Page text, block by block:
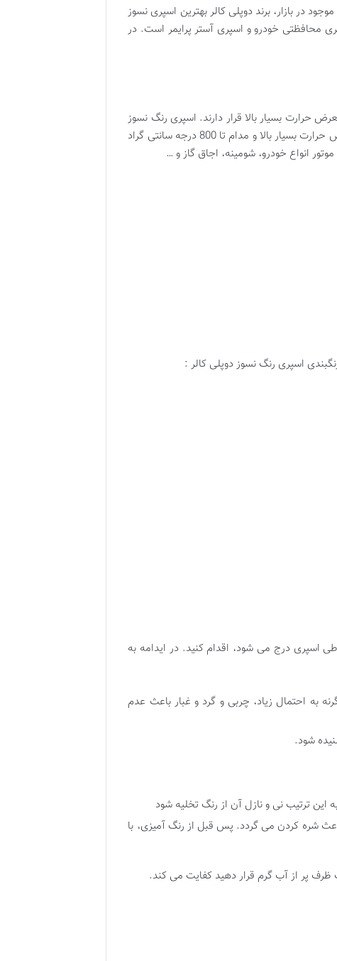
در بازار، برند دوپلی کالر بهترین اسپری نسوز
محافظتی خودرو و اسپری آستر پرایمر است. در
حرارت بسیار بالا قرار دارند. اسپری رنگ نسوز
می تواند تا دمای 800 درجه سانتی گراد را تحمل کند. از اسپری رنگ نسوز برای محاظت از سازه های فولادی که در معرض حرارت بسیار بالا و مدام تا 800 درجه سانتی گراد
انواع خودرو، شومینه، اجاق گاز و …
اسپری رنگ نسوز دوپلی کالر :
اسپری درج می شود، اقدام کنید. در ایدامه به
به احتمال زیاد، چربی و گرد و غبار باعث عدم
این ترتیب نی و نازل آن از رنگ تخلیه شود
شره کردن می گردد. پس قبل از رنگ آمیزی، با
پر از آب گرم قرار دهید کفایت می کند.